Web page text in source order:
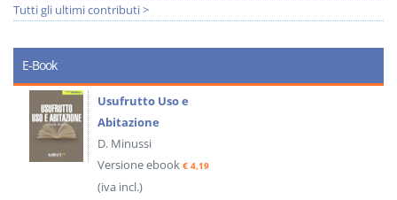
Tutti gli ultimi contributi >
E-Book
Usufrutto Uso e
Abitazione
D. Minussi
Versione ebook € 4,19
(iva incl.)